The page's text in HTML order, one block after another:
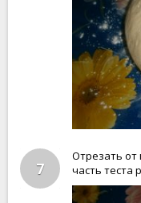
7
Отрезать от
часть теста